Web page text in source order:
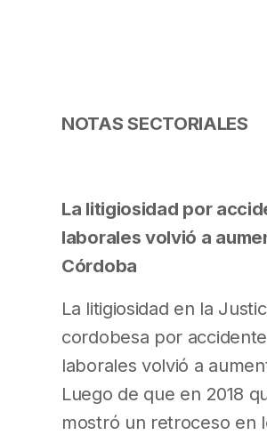
NOTAS SECTORIALES
La litigiosidad por
laborales volvió a
Córdoba
La litigiosidad en la
cordobesa por
laborales volvió a
Luego de que en 2018
mostró un retroceso en